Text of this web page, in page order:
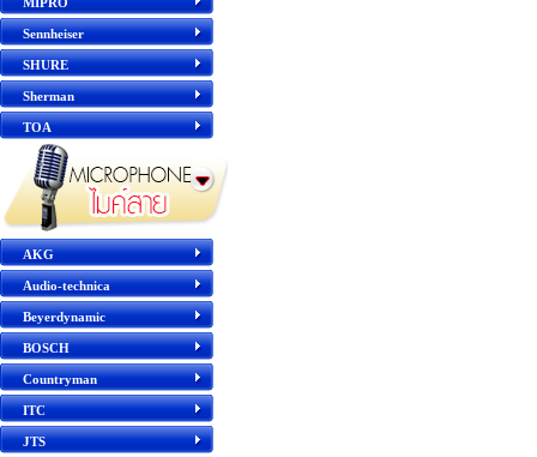
Sennheiser
SHURE
Sherman
TOA
AKG
Audio-technica
Beyerdynamic
BOSCH
Countryman
ITC
JTS